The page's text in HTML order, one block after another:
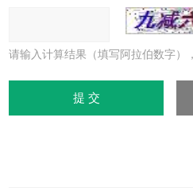
请输入计算结果（填写阿拉伯数字）